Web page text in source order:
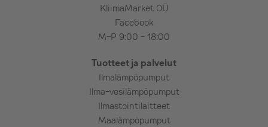
KliimaMarket OÜ
Facebook
M-P 9:00 - 18:00
Tuotteet ja palvelut
Ilmalämpöpumput
Ilma-vesilämpöpumput
Ilmastointilaitteet
Maalämpöpumput